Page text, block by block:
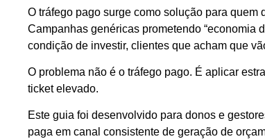
O tráfego pago surge como solução para quem
Campanhas genéricas prometendo “economia
condição de investir, clientes que acham que
O problema não é o tráfego pago. É aplicar
ticket elevado.
Este guia foi desenvolvido para donos e
paga em canal consistente de geração de